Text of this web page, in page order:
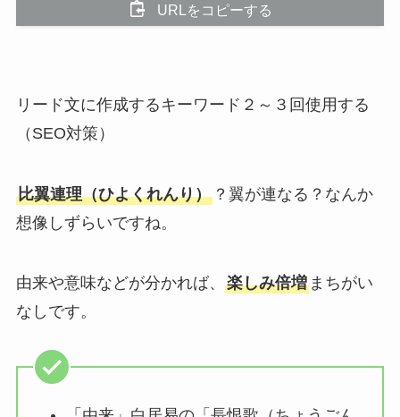
URLをコピーする
リード文に作成するキーワード２～３回使用する
（SEO対策）
比翼連理（ひよくれんり）？翼が連なる？なんか
想像しずらいですね。
由来や意味などが分かれば、 楽しみ倍増まちがい
なしです。